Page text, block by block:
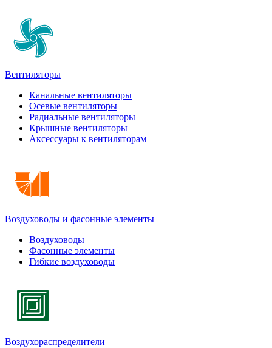
Вентиляторы
Канальные вентиляторы
Осевые вентиляторы
Радиальные вентиляторы
Крышные вентиляторы
Аксессуары к вентиляторам
Воздуховоды и фасонные элементы
Воздуховоды
Фасонные элементы
Гибкие воздуховоды
Воздухораспределители